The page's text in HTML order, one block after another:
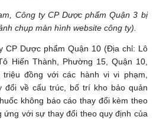
Công ty CP Dược phẩm Quận 3 bị
chụp màn hình website công ty).
CP Dược phẩm Quận 10 (Địa chỉ: Lô
Hiến Thành, Phường 15, Quận 10,
triệu đồng với các hành vi vi phạm,
đổi về cấu trúc, bố trí kho bảo quản
không báo cáo thay đổi kèm theo
ứng với sự thay đổi theo quy định của